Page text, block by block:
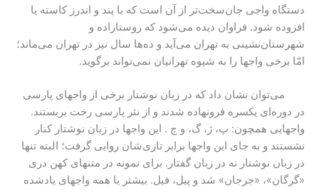
دستگاه واجی جان‌سخت‌تر از آن است که با پند و اندرز کاسته یا
افزوده شود. فراوان دیده می‌شود که روستازاده‌ و
شهرستان‌نشینی به تهران می‌آید و ده‌ها سال نیز در تهران می‌ماند؛
امّا برخی واجها را به شیوه تهرانیان نمی‌تواند برگوید.
می‌توان نشان داد که در زبان نوشتار برخی از واجهای پارسی
در دوره‌ای یکسره فرونهاده شدند و از نثر پارسی رخت بربستند.
واجهایی همچون: پ، ژ، گ، و چ . این واجها در زبان نوشتار کنار
نشستند و به جای این واجها برابر تازی‌شان روایی گرفت؛ البته تنها
در زبان نوشتار نه در زبان گفتار. برای نمونه در متنهای کهن دری
«گرگان»، «جرجان» شد و پیل، فیل. بیشتر یا همه واجهای یادشده